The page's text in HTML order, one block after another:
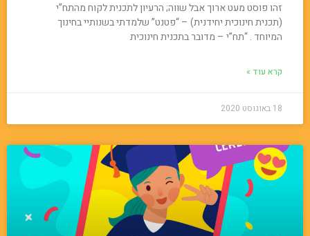
זהו פוסט מעט ארוך אבל שווה; הרעיון לתכנית לקוח מהתח”י
(תכנית חינוכית יחידנית) – “פטנט” שלמדתי בשנותיי בחינוך
המיוחד . “תח”י – מדובר בתכנית חינוכית
קרא עוד »
18 באוגוסט 2020